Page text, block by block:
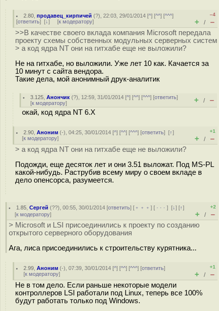
2.80 ,продавец_кирпичей (?), 22:03, 29/01/2014 [^] [^^] [^^^]
[ответить] [↓] [к модератору]
–4
+ / –
>>В качестве своего вклада компания Microsoft передала
проекту схемы собственных модульных серверных систем
> а код ядра NT они на гитхабе еще не выложили?
Не на гитхабе, но выложили. Уже лет 10 как. Качается за
10 минут с сайта вендора.
Такие дела, мой анонимный друк-аналитик
3.125 ,Анончик (?), 12:59, 31/01/2014 [^] [^^] [^^^] [ответить]
[к модератору] + / –
окай, код ядра NT 6.X
2.90 ,Аноним (-), 04:25, 30/01/2014 [^] [^^] [^^^] [ответить][↑]
[к модератору]
+1
+ / –
> а код ядра NT они на гитхабе еще не выложили?
Подожди, еще десяток лет и они 3.51 выложат. Под MS-PL
какой-нибудь. Раструбив всему миру о своем вкладе в
дело опенсорса, разумеется.
1.85 ,Сергей (??), 00:55, 30/01/2014 [ответить] [ ﹢﹢﹢] [ · · ·][↓] [↑]
[к модератору]
+2
+ / –
> Microsoft и LSI присоединились к проекту по созданию
открытого серверного оборудования
Ага, лиса присоединились к строительству курятника...
2.99 ,Аноним (-), 07:39, 30/01/2014 [^] [^^] [^^^] [ответить]
[к модератору]
+1
+ / –
Не в том дело. Если раньше некоторые модели
контроллеров LSI работали под Linux, теперь все 100%
будут работать только под Windows.